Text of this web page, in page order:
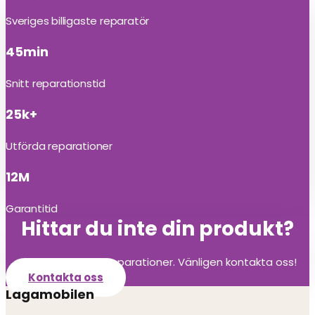
Sveriges billigaste reparatör
45min
Snitt reparationstid
25k+
Utförda reparationer
12M
Garantitid
Hittar du inte din produkt?
Vi utför alla olika reparationer. Vänligen kontakta oss!
Kontakta oss
Lagamobilen